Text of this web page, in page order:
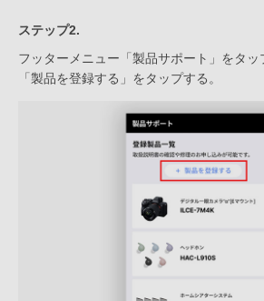
ステップ2.
フッターメニュー「製品サポート」をタッ
「製品を登録する」をタップする。